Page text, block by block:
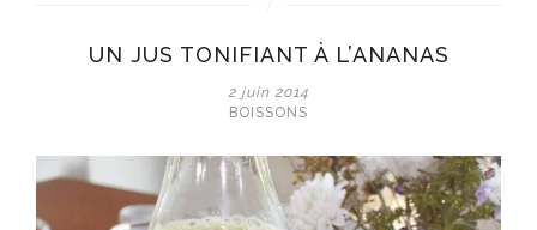
UN JUS TONIFIANT À L’ANANAS
2 juin 2014
BOISSONS